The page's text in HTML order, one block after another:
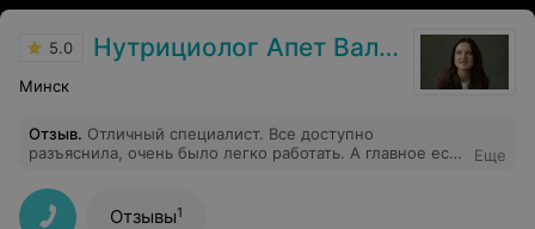
5.0 Нутрициолог Апет Валерия Сергеевна
Минск
Отзыв. Отличный специалист. Все доступно
разъяснила, очень было легко работать. А главное есть
Еще
Отзывы1